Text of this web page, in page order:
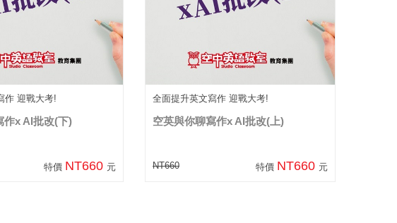
作 迎戰大考!
作x AI批改(下)
特價 NT660 元
全面提升英文寫作 迎戰大考!
空英與你聊寫作x AI批改(上)
NT660 特價 NT660 元